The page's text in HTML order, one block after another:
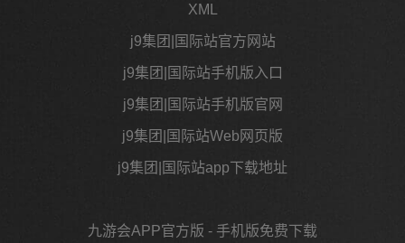
XML
j9集团|国际站官方网站
j9集团|国际站手机版入口
j9集团|国际站手机版官网
j9集团|国际站Web网页版
j9集团|国际站app下载地址
九游会APP官方版 - 手机版免费下载